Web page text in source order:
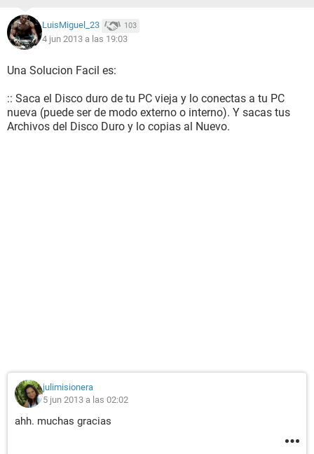
LuisMiguel_23 103
4 jun 2013 a las 19:03
Una Solucion Facil es:
:: Saca el Disco duro de tu PC vieja y lo conectas a tu PC
nueva (puede ser de modo externo o interno). Y sacas tus
Archivos del Disco Duro y lo copias al Nuevo.
julimisionera
5 jun 2013 a las 02:02
ahh. muchas gracias